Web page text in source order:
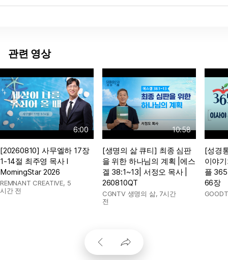
관련 영상
6:00
[20260810] 사무엘하 17장
1-14절 최주영 목사 l
MorningStar 2026
REMNANT CREATIVE, 5
시간 전
10:58
[생명의 삶 큐티] 최종 심판
을 위한 하나님의 계획 |에스
겔 38:1~13| 서정오 목사 |
260810QT
CGNTV 생명의 삶, 7시간
전
[성경
이야
플
66장